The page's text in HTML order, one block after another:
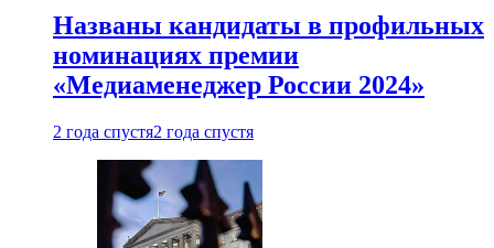
Названы кандидаты в профильных
номинациях премии
«Медиаменеджер России 2024»
2 года спустя2 года спустя